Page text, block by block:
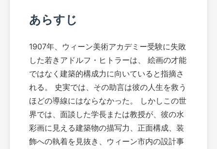
あらすじ
1907年、ウィーン美術アカデミー受験に失敗
した若きアドルフ・ヒトラーは、 絵画の才能
ではなく建築的構成力に向いていると指摘さ
れる。 史実では、その助言は彼の人生を救う
ほどの導線にはならなかった。 しかしこの世
界では、面談した学長または教授が、彼の水
彩画に見える建築物の描写力、正面構成、装
飾への執着を見抜き、ウィーン市内の設計事